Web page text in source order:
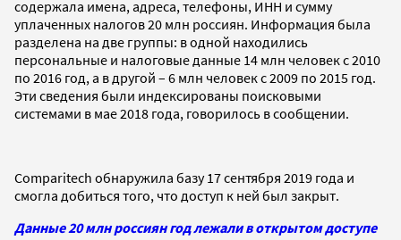
содержала имена, адреса, телефоны, ИНН и сумму
уплаченных налогов 20 млн россиян. Информация была
разделена на две группы: в одной находились
персональные и налоговые данные 14 млн человек с 2010
по 2016 год, а в другой – 6 млн человек с 2009 по 2015 год.
Эти сведения были индексированы поисковыми
системами в мае 2018 года, говорилось в сообщении.
Comparitech обнаружила базу 17 сентября 2019 года и
смогла добиться того, что доступ к ней был закрыт.
Данные 20 млн россиян год лежали в открытом доступе